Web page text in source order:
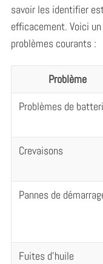
savoir les identifier
efficacement. Voici
problèmes courants :
Problème
Problèmes de
Crevaisons
Pannes de
Fuites d’huile